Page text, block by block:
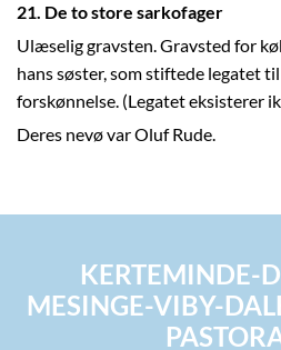
21. De to store sarkofager
Ulæselig gravsten. Gravsted for
hans søster, som stiftede legatet
forskønnelse. (Legatet eksisterer
Deres nevø var Oluf Rude.
KERTEMINDE-
MESINGE-VIBY-